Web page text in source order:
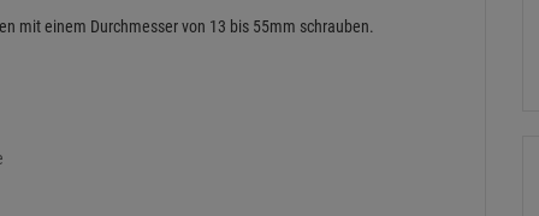
mit einem Durchmesser von 13 bis 55mm schrauben.